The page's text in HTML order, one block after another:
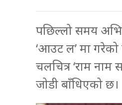
पछिल्लो समय
‘आउट ल’ मा
चलचित्र ‘राम
जोडी बाँधिएको छ।